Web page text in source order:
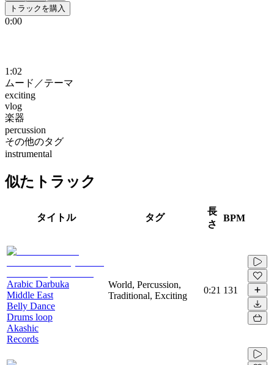
トラックを購入
0:00
1:02
ムード／テーマ
exciting
vlog
楽器
percussion
その他のタグ
instrumental
似たトラック
タイトル タグ
長
さ
BPM
Arabic Darbuka
Middle East
Belly Dance
Drums loop
Akashic
Records
World, Percussion,
Traditional, Exciting
0:21 131